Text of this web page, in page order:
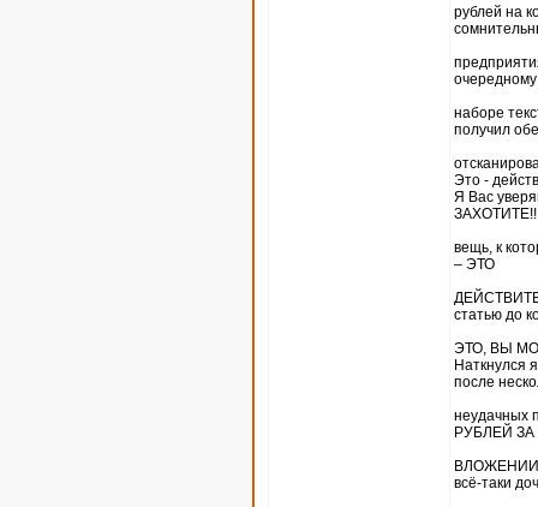
рублей на
наборе
получил
Это -
Я Вас
вещь, к
– ЭТО
статью до
ЭТО, ВЫ
Наткнулся
после
неудачных
РУБЛЕЙ
ВЛОЖЕНИИ
всё-таки